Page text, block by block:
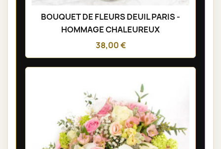
BOUQUET DE FLEURS DEUIL PARIS -
HOMMAGE CHALEUREUX
38,00 €